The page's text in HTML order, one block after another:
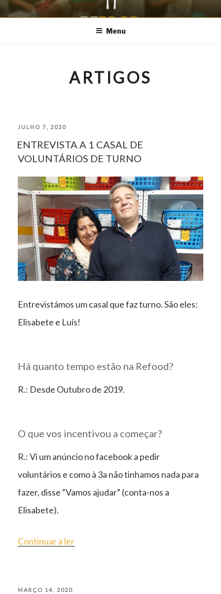
Saltar
REFOOD – PARQUE
Aproveitar para Alimentar
Menu
ARTIGOS
PUBLICADO
EM
JULHO 7, 2020
ENTREVISTA A 1 CASAL DE
VOLUNTÁRIOS DE TURNO
Entrevistámos um casal que faz turno. São eles:
Elisabete e Luís!
Há quanto tempo estão na Refood?
R.: Desde Outubro de 2019.
O que vos incentivou a começar?
R.: Vi um anúncio no facebook a pedir
voluntários e como à 3a não tinhamos nada para
fazer, disse “Vamos ajudar” (conta-nos a
Elisabete).
Continuar a ler“ENTREVISTA
PUBLICADO
MARÇO 14, 2020